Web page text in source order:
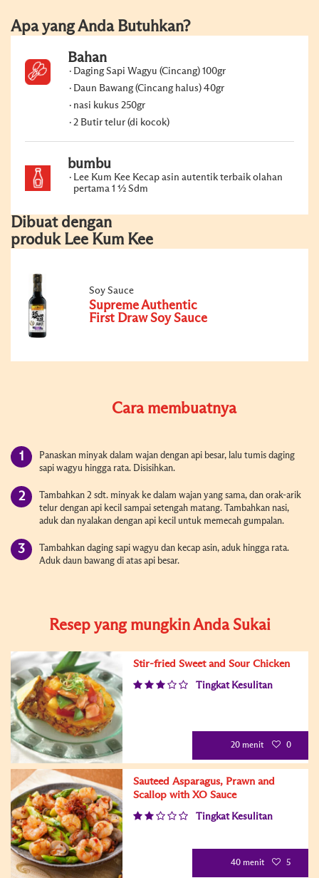
Apa yang Anda Butuhkan?
Bahan
Daging Sapi Wagyu (Cincang) 100gr
Daun Bawang (Cincang halus) 40gr
nasi kukus 250gr
2 Butir telur (di kocok)
bumbu
Lee Kum Kee Kecap asin autentik terbaik olahan
pertama 1 ½ Sdm
Dibuat dengan
produk Lee Kum Kee
Soy Sauce
Supreme Authentic
First Draw Soy Sauce
Cara membuatnya
Panaskan minyak dalam wajan dengan api besar, lalu tumis daging
sapi wagyu hingga rata. Disisihkan.
Tambahkan 2 sdt. minyak ke dalam wajan yang sama, dan orak-arik
telur dengan api kecil sampai setengah matang. Tambahkan nasi,
aduk dan nyalakan dengan api kecil untuk memecah gumpalan.
Tambahkan daging sapi wagyu dan kecap asin, aduk hingga rata.
Aduk daun bawang di atas api besar.
Resep yang mungkin Anda Sukai
Stir-fried Sweet and Sour Chicken
Tingkat Kesulitan
20 menit 0
Sauteed Asparagus, Prawn and
Scallop with XO Sauce
Tingkat Kesulitan
40 menit 5